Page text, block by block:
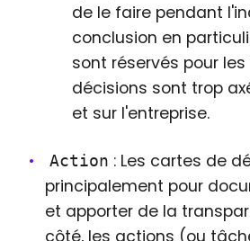
de le faire pendant
conclusion en
sont réservés pour les
décisions sont trop
et sur l'entreprise.
Action : Les cartes de
principalement pour
et apporter de la
côté, les actions (ou